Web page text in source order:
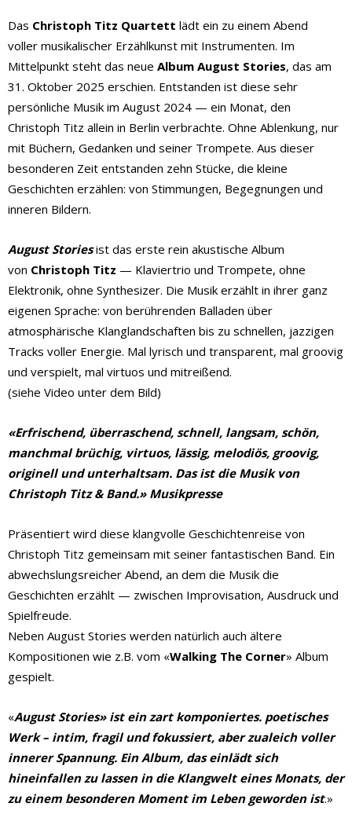
Das Christoph Titz Quartett lädt ein zu einem Abend
voller musikalischer Erzählkunst mit Instrumenten. Im
Mittelpunkt steht das neue Album August Stories, das am
31. Oktober 2025 erschien. Entstanden ist diese sehr
persönliche Musik im August 2024 — ein Monat, den
Christoph Titz allein in Berlin verbrachte. Ohne Ablenkung, nur
mit Büchern, Gedanken und seiner Trompete. Aus dieser
besonderen Zeit entstanden zehn Stücke, die kleine
Geschichten erzählen: von Stimmungen, Begegnungen und
inneren Bildern.
August Storiesist das erste rein akustische Album
von Christoph Titz — Klaviertrio und Trompete, ohne
Elektronik, ohne Synthesizer. Die Musik erzählt in ihrer ganz
eigenen Sprache: von berührenden Balladen über
atmosphärische Klanglandschaften bis zu schnellen, jazzigen
Tracks voller Energie. Mal lyrisch und transparent, mal groovig
und verspielt, mal virtuos und mitreißend.
(siehe Video unter dem Bild)
«Erfrischend, überraschend, schnell, langsam, schön,
manchmal brüchig, virtuos, lässig, melodiös, groovig,
originell und unterhaltsam. Das ist die Musik von
Christoph Titz & Band.» Musikpresse
Präsentiert wird diese klangvolle Geschichtenreise von
Christoph Titz gemeinsam mit seiner fantastischen Band. Ein
abwechslungsreicher Abend, an dem die Musik die
Geschichten erzählt — zwischen Improvisation, Ausdruck und
Spielfreude.
Neben August Stories werden natürlich auch ältere
Kompositionen wie z.B. vom «Walking The Corner» Album
gespielt.
«August Stories»ist ein zart komponiertes. poetisches
Werk – intim, fragil und fokussiert, aber zualeich voller
innerer Spannung. Ein Album, das einlädt sich
hineinfallen zu lassen in die Klangwelt eines Monats, der
zu einem besonderen Moment im Leben geworden ist.»